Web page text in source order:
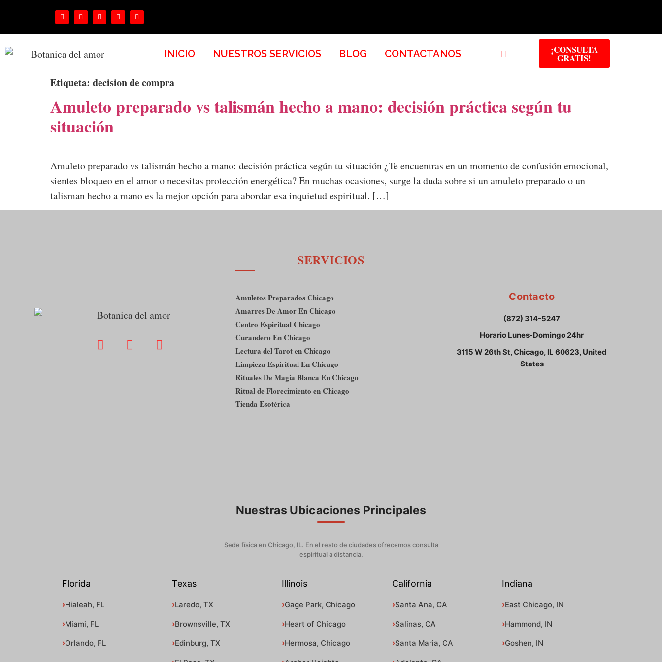
INICIO NUESTROS SERVICIOS BLOG CONTACTANOS ¡CONSULTA
GRATIS!
Etiqueta: decision de compra
Amuleto preparado vs talismán hecho a mano: decisión práctica según tu
situación
Amuleto preparado vs talismán hecho a mano: decisión práctica según tu situación ¿Te encuentras en un momento de confusión emocional,
sientes bloqueo en el amor o necesitas protección energética? En muchas ocasiones, surge la duda sobre si un amuleto preparado o un
talisman hecho a mano es la mejor opción para abordar esa inquietud espiritual. […]
SERVICIOS
Amuletos Preparados Chicago
Amarres De Amor En Chicago
Centro Espiritual Chicago
Curandero En Chicago
Lectura del Tarot en Chicago
Limpieza Espiritual En Chicago
Rituales De Magia Blanca En Chicago
Ritual de Florecimiento en Chicago
Tienda Esotérica
Contacto
(872) 314-5247
Horario Lunes-Domingo 24hr
3115 W 26th St, Chicago, IL 60623, United
States
Nuestras Ubicaciones Principales
Sede física en Chicago, IL. En el resto de ciudades ofrecemos consulta
espiritual a distancia.
Florida
Hialeah, FL
Miami, FL
Orlando, FL
Texas
Laredo, TX
Brownsville, TX
Edinburg, TX
Illinois
Gage Park, Chicago
Heart of Chicago
Hermosa, Chicago
California
Santa Ana, CA
Salinas, CA
Santa Maria, CA
Indiana
East Chicago, IN
Hammond, IN
Goshen, IN